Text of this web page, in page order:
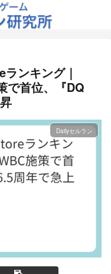
ンキング｜
で首位、『DQ
Dailyセルラン